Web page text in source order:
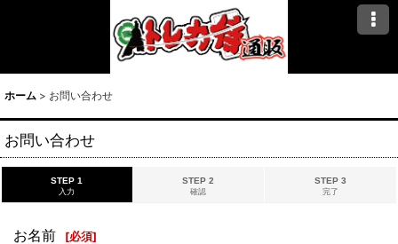
ホーム > お問い合わせ
お問い合わせ
STEP 1
入力
STEP 2
確認
STEP 3
完了
お名前 [必須]